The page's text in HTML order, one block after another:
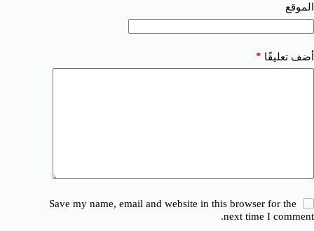
الموقع
أضف تعليقًا *
Save my name, email and website in this browser for the
next time I comment.